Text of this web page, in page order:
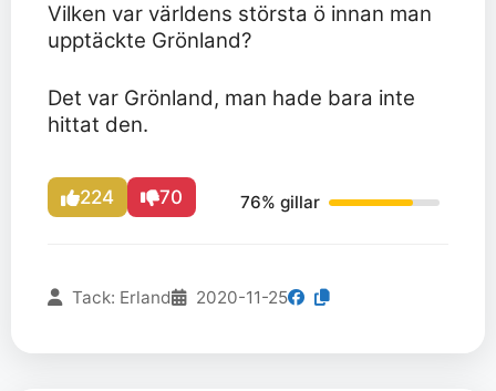
Vilken var världens största ö innan man
upptäckte Grönland?
Det var Grönland, man hade bara inte
hittat den.
224 70 76% gillar
Tack: Erland 2020-11-25